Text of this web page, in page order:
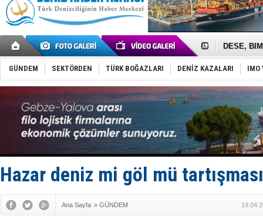
İngiliz
DESE,
35 milyon
İnsansız
Yüzyıl
Anadolu
Derince,
Tüpraş,
İTU AUV,
LNG
PROYAD,
Türk
GÜNDEM SEKTÖRDEN TÜRK BOĞAZLARI DENİZ KAZALARI IMO
Hazar deniz mi göl mü tartışması
Ana Sayfa » GÜNDEM